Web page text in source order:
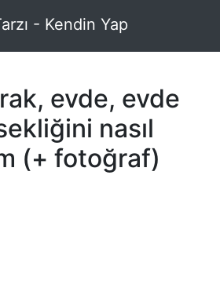
- Kendin Yap
evde, evde
nasıl
(+ fotoğraf)